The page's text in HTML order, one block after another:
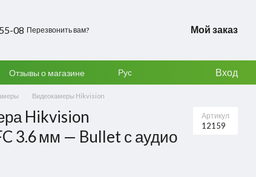
08 Перезвонить вам? Мой заказ
Отзывы о магазине Рус Вход
Видеокамеры Hikvision
Hikvision
3.6 мм — Bullet с аудио
Артикул
12159